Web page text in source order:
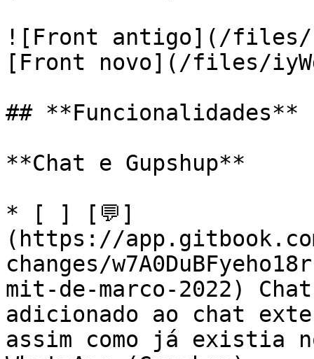
![Front antigo](/files/
[Front novo](/files/
## **Funcionalidades**
**Chat e Gupshup**
* [ ] [💬]
(https://app.gitbook.com/
changes/
mit-de-marco-2022)
adicionado ao chat
assim como já existia